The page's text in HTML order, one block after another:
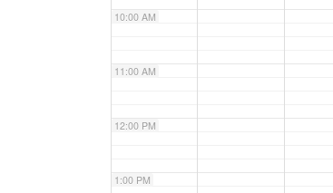
10:00 AM
11:00 AM
12:00 PM
1:00 PM